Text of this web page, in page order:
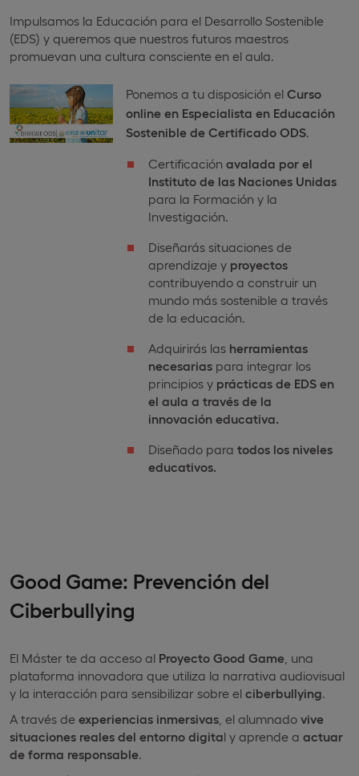
Impulsamos la Educación para el Desarrollo Sostenible
(EDS) y queremos que nuestros futuros maestros
promuevan una cultura consciente en el aula.
Ponemos a tu disposición el Curso
online en Especialista en Educación
Sostenible de Certificado ODS.
Certificación avalada por el
Instituto de las Naciones Unidas
para la Formación y la
Investigación.
Diseñarás situaciones de
aprendizaje y proyectos
contribuyendo a construir un
mundo más sostenible a través
de la educación.
Adquirirás las herramientas
necesariaspara integrar los
principios y prácticas de EDS en
el aula a través de la
innovación educativa.
Diseñado para todos los niveles
educativos.
Good Game: Prevención del
Ciberbullying
El Máster te da acceso al Proyecto Good Game , una
plataforma innovadora que utiliza la narrativa audiovisual
y la interacción para sensibilizar sobre el ciberbullying.
A través de experiencias inmersivas , el alumnado vive
situaciones reales del entorno digital y aprende a actuar
de forma responsable.